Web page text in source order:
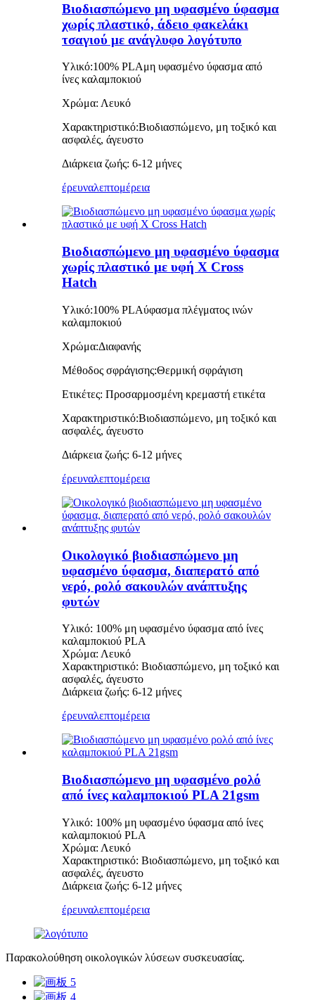
Βιοδιασπώμενο μη υφασμένο ύφασμα
χωρίς πλαστικό, άδειο φακελάκι
τσαγιού με ανάγλυφο λογότυπο
Υλικό:100% PLAμη υφασμένο ύφασμα από
ίνες καλαμποκιού
Χρώμα: Λευκό
Χαρακτηριστικό:Βιοδιασπώμενο, μη τοξικό και
ασφαλές, άγευστο
Διάρκεια ζωής: 6-12 μήνες
έρευναλεπτομέρεια
Βιοδιασπώμενο μη υφασμένο ύφασμα
χωρίς πλαστικό με υφή X Cross
Hatch
Υλικό:100% PLAύφασμα πλέγματος ινών
καλαμποκιού
Χρώμα:Διαφανής
Μέθοδος σφράγισης:Θερμική σφράγιση
Ετικέτες: Προσαρμοσμένη κρεμαστή ετικέτα
Χαρακτηριστικό:Βιοδιασπώμενο, μη τοξικό και
ασφαλές, άγευστο
Διάρκεια ζωής: 6-12 μήνες
έρευναλεπτομέρεια
Οικολογικό βιοδιασπώμενο μη
υφασμένο ύφασμα, διαπερατό από
νερό, ρολό σακουλών ανάπτυξης
φυτών
Υλικό: 100% μη υφασμένο ύφασμα από ίνες
καλαμποκιού PLA
Χρώμα: Λευκό
Χαρακτηριστικό: Βιοδιασπώμενο, μη τοξικό και
ασφαλές, άγευστο
Διάρκεια ζωής: 6-12 μήνες
έρευναλεπτομέρεια
Βιοδιασπώμενο μη υφασμένο ρολό
από ίνες καλαμποκιού PLA 21gsm
Υλικό: 100% μη υφασμένο ύφασμα από ίνες
καλαμποκιού PLA
Χρώμα: Λευκό
Χαρακτηριστικό: Βιοδιασπώμενο, μη τοξικό και
ασφαλές, άγευστο
Διάρκεια ζωής: 6-12 μήνες
έρευναλεπτομέρεια
Παρακολούθηση οικολογικών λύσεων συσκευασίας.